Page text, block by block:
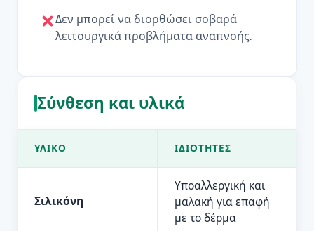
Δεν μπορεί να διορθώσει σοβαρά
λειτουργικά προβλήματα αναπνοής.
Σύνθεση και υλικά
ΥΛΙΚΌ ΙΔΙΌΤΗΤΕΣ
Σιλικόνη
Υποαλλεργική και
μαλακή για επαφή
με το δέρμα